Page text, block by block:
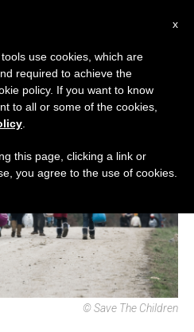
© Save The Children
x
use cookies, which are
required to achieve the
policy. If you want to know
to all or some of the cookies,
this page, clicking a link or
you agree to the use of cookies.